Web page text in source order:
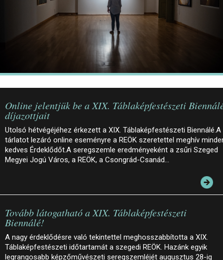
Online jelentjük be a XIX. Táblaképfestészeti
díjazottjait
Utolsó hétvégéjéhez érkezett a XIX. Táblaképfestészeti Biennálé.A
tárlatot lezáró online eseményre a REÖK szeretettel meghív
kedves Érdeklődőt.A seregszemle eredményeként a zsűri Szeged
Megyei Jogú Város, a REÖK, a Csongrád-Csanád…
Tovább látogatható a XIX. Táblaképfestészeti
Biennálé!
A nagy érdeklődésre való tekintettel meghosszabbította a XIX.
Táblaképfestészeti időtartamát a szegedi REÖK. Hazánk egyik
legrangosabb képzőművészeti seregszemléjét augusztus 28-ig